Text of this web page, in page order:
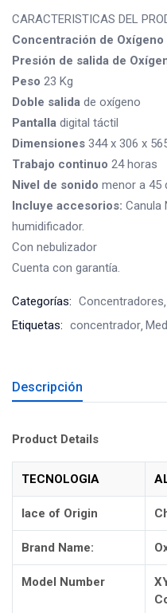
CARACTERISTICAS DEL
Concentración de Oxígeno
Presión de salida de
Peso 23 Kg
Doble salida de oxígeno
Pantalla digital táctil
Dimensiones 344 x 306 x
Trabajo continuo 24 horas
Nivel de sonido menor a 45
Incluye accesorios: Canula
humidificador.
Con nebulizador
Cuenta con garantía.
Categorías: Concentradores
Etiquetas: concentrador
Descripción
Product Details
TECNOLOGIA
lace of Origin
Brand Name:
Model Number